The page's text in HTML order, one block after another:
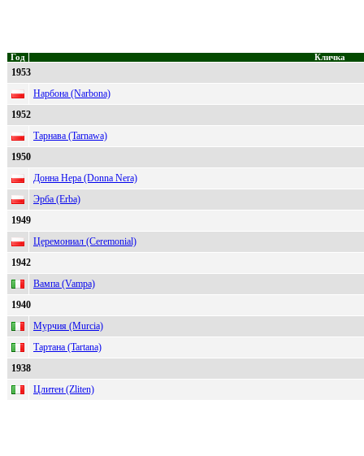
Год Кличка
1953
Нарбона (Narbona)
1952
Тарнава (Tarnawa)
1950
Донна Нера (Donna Nera)
Эрба (Erba)
1949
Церемониал (Ceremonial)
1942
Вампа (Vampa)
1940
Мурчия (Murcia)
Тартана (Tartana)
1938
Цлитен (Zliten)